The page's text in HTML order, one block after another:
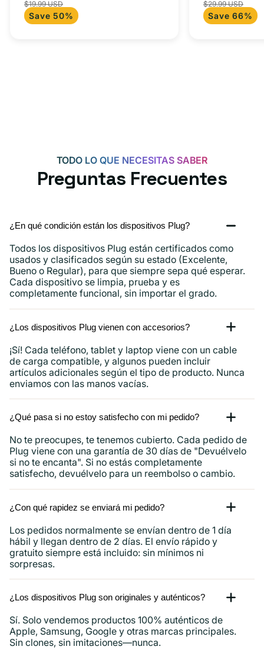
+
adaptador
de
oferta
$19.99 USD
Save 50%
C
Android,
iPhone
15,
para
iPad y más.
de
oferta
$29.99 USD
Save 66%
TODO LO QUE NECESITAS SABER
Preguntas Frecuentes
¿En qué condición están los dispositivos Plug?
Todos los dispositivos Plug están certificados como
usados ​​y clasificados según su estado (Excelente,
Bueno o Regular), para que siempre sepa qué esperar.
Cada dispositivo se limpia, prueba y es
completamente funcional, sin importar el grado.
¿Los dispositivos Plug vienen con accesorios?
¡Sí! Cada teléfono, tablet y laptop viene con un cable
de carga compatible, y algunos pueden incluir
artículos adicionales según el tipo de producto. Nunca
enviamos con las manos vacías.
¿Qué pasa si no estoy satisfecho con mi pedido?
No te preocupes, te tenemos cubierto. Cada pedido de
Plug viene con una garantía de 30 días de "Devuélvelo
si no te encanta". Si no estás completamente
satisfecho, devuélvelo para un reembolso o cambio.
¿Con qué rapidez se enviará mi pedido?
Los pedidos normalmente se envían dentro de 1 día
hábil y llegan dentro de 2 días. El envío rápido y
gratuito siempre está incluido: sin mínimos ni
sorpresas.
¿Los dispositivos Plug son originales y auténticos?
Sí. Solo vendemos productos 100% auténticos de
Apple, Samsung, Google y otras marcas principales.
Sin clones, sin imitaciones—nunca.